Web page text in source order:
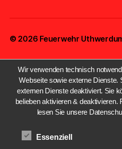
© 2026 Feuerwehr
Wir verwenden technisch
Webseite sowie externe Dienste.
externen Dienste deaktiviert. Sie
belieben aktivieren & deaktivieren.
lesen Sie unsere
Essenziell